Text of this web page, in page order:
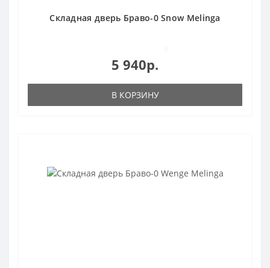
Складная дверь Браво-0 Snow Melinga
5 940р.
В КОРЗИНУ